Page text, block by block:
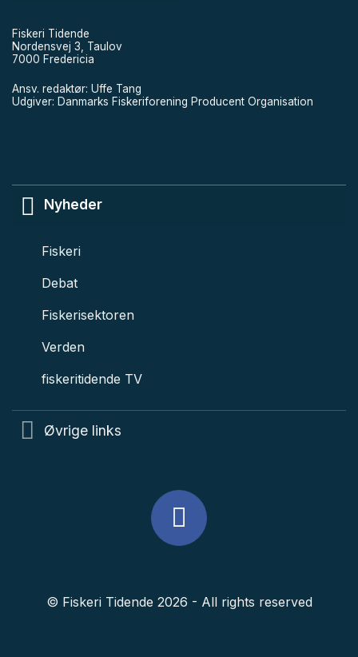
Fiskeri Tidende
Nordensvej 3, Taulov
7000 Fredericia
Ansv. redaktør: Uffe Tang
Udgiver: Danmarks Fiskeriforening Producent Organisation
Nyheder
Fiskeri
Debat
Fiskerisektoren
Verden
fiskeritidende TV
Øvrige links
© Fiskeri Tidende 2026 - All rights reserved